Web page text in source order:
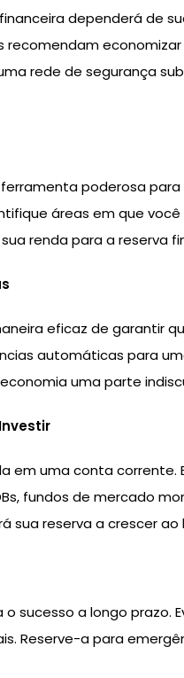
dependerá de
rede de segurança
poderosa
áreas em que
renda para a reserva
eficaz de garantir
automáticas para
uma parte
em uma conta
fundos de mercado
sua reserva a crescer
sucesso a longo prazo.
Reserve-a para